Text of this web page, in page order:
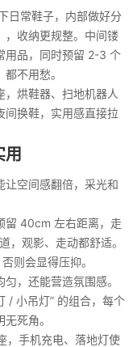
日常鞋子，内部做好分
，收纳更规整。中间镂
用品，同时预留 2-3 个
不用愁。
烘鞋器、扫地机器人
间换鞋，实用感直接拉
用
让空间感翻倍，采光和
留 40cm 左右距离，走
观影、走动都舒适。
则会显得压抑。
，还能营造氛围感。
/ 小吊灯” 的组合，每个
死角。
，手机充电、落地灯使